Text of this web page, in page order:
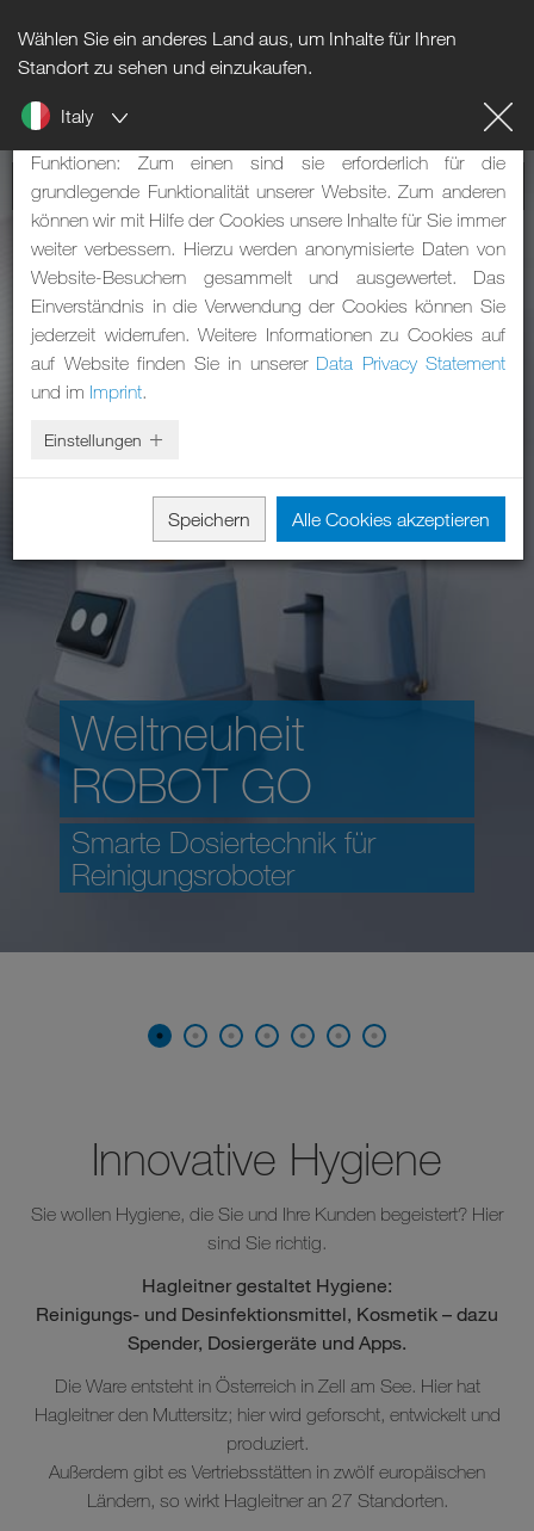
Wählen Sie ein anderes Land aus, um Inhalte für Ihren
Standort zu sehen und einzukaufen.
Italy
Weltneuheit
ROBOT GO
Smarte Dosiertechnik für
Reinigungsroboter
Innovative Hygiene
Sie wollen Hygiene, die Sie und Ihre Kunden begeistert? Hier
sind Sie richtig.
Hagleitner gestaltet Hygiene:
Reinigungs- und Desinfektionsmittel, Kosmetik – dazu
Spender, Dosiergeräte und Apps.
Die Ware entsteht in Österreich in Zell am See. Hier hat
Hagleitner den Muttersitz; hier wird geforscht, entwickelt und
produziert.
Außerdem gibt es Vertriebsstätten in zwölf europäischen
Ländern, so wirkt Hagleitner an 27 Standorten.
Hinweis zu Cookies
Unsere Webseite verwendet Cookies. Diese haben zwei
Funktionen: Zum einen sind sie erforderlich für die
grundlegende Funktionalität unserer Website. Zum anderen
können wir mit Hilfe der Cookies unsere Inhalte für Sie immer
weiter verbessern. Hierzu werden anonymisierte Daten von
Website-Besuchern gesammelt und ausgewertet. Das
Einverständnis in die Verwendung der Cookies können Sie
jederzeit widerrufen. Weitere Informationen zu Cookies auf
auf Website finden Sie in unserer Data Privacy Statement
und im Imprint.
Einstellungen
Speichern Alle Cookies akzeptieren